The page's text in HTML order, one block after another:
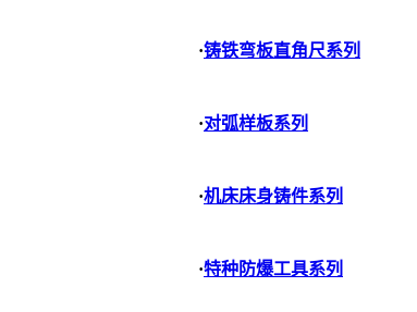
·铸铁弯板直角尺系列
·对弧样板系列
·机床床身铸件系列
·特种防爆工具系列